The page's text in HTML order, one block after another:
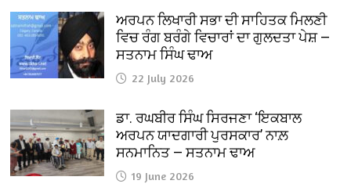
ਅਰਪਨ ਲਿਖਾਰੀ ਸਭਾ ਦੀ ਸਾਹਿਤਕ ਮਿਲਣੀ
ਵਿਚ ਰੰਗ ਬਰੰਗੇ ਵਿਚਾਰਾਂ ਦਾ ਗੁਲਦਤਾ ਪੇਸ਼ —
ਸਤਨਾਮ ਸਿੰਘ ਢਾਅ
22 July 2026
ਡਾ. ਰਘਬੀਰ ਸਿੰਘ ਸਿਰਜਣਾ ‘ਇਕਬਾਲ
ਅਰਪਨ ਯਾਦਗਾਰੀ ਪੁਰਸਕਾਰ’ ਨਾਲ਼
ਸਨਮਾਨਿਤ — ਸਤਨਾਮ ਢਾਅ
19 June 2026